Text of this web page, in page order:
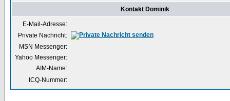
Kontakt Dominik
E-Mail-Adresse:
Private Nachricht:
MSN Messenger:
Yahoo Messenger:
AIM-Name:
ICQ-Nummer: